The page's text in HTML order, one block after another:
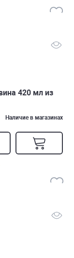
420 мл из
Наличие в магазинах